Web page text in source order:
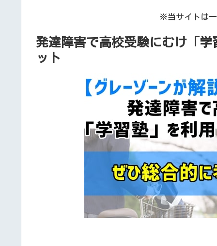
※当サイトは一
発達障害で高校受験にむけ「
ット